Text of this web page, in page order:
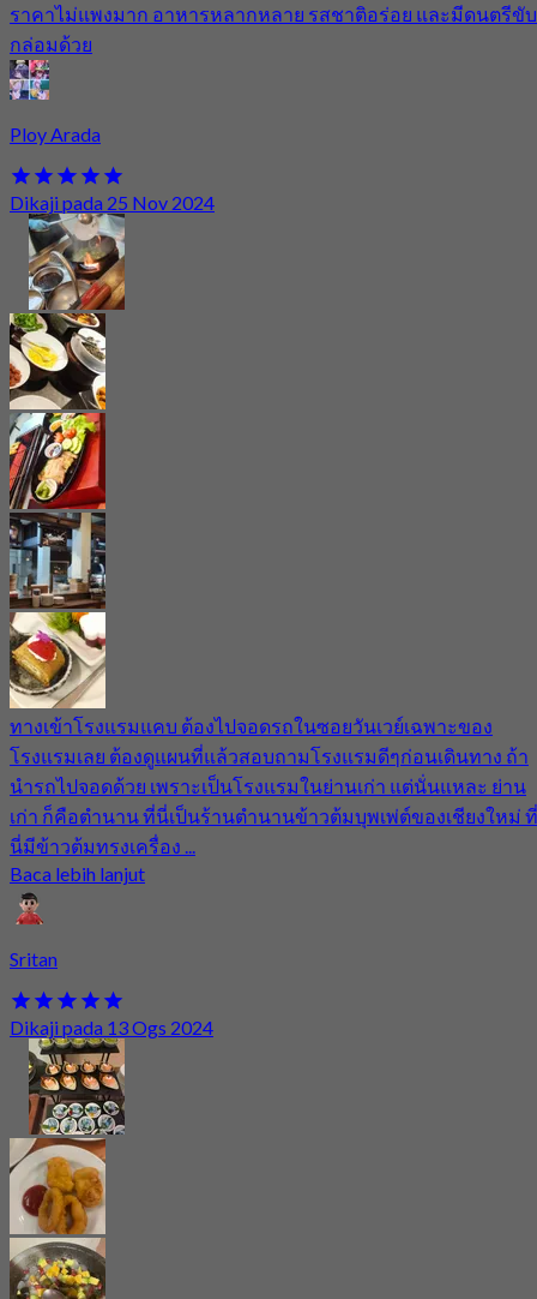
ราคาไม่แพงมาก อาหารหลากหลาย รสชาติอร่อย และมีดนตรีขับ
กล่อมด้วย
Ploy Arada
Dikaji pada 25 Nov 2024
ทางเข้าโรงแรมแคบ ต้องไปจอดรถในซอยวันเวย์เฉพาะของ
โรงแรมเลย ต้องดูแผนที่แล้วสอบถามโรงแรมดีๆก่อนเดินทาง ถ้า
นำรถไปจอดด้วย เพราะเป็นโรงแรมในย่านเก่า แต่นั่นแหละ ย่าน
เก่า ก็คือตำนาน ที่นี่เป็นร้านตำนานข้าวต้มบุพเพ่ต์ของเชียงใหม่ ที่
นี่มีข้าวต้มทรงเครื่อง ...
Baca lebih lanjut
Sritan
Dikaji pada 13 Ogs 2024